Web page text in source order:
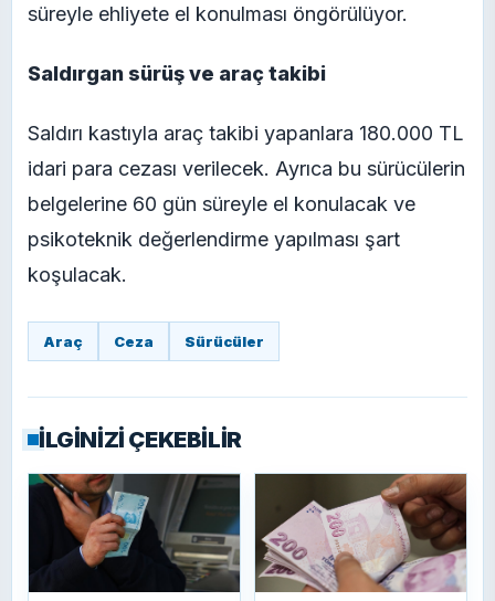
süreyle ehliyete el konulması öngörülüyor.
Saldırgan sürüş ve araç takibi
Saldırı kastıyla araç takibi yapanlara 180.000 TL
idari para cezası verilecek. Ayrıca bu sürücülerin
belgelerine 60 gün süreyle el konulacak ve
psikoteknik değerlendirme yapılması şart
koşulacak.
Araç Ceza Sürücüler
İLGİNİZİ ÇEKEBİLİR